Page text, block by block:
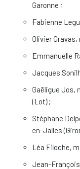
Garonne ;
Fabienne
Olivier
Emmanuelle
Jacques
Gaëligue Jos,
(Lot) ;
Stéphane
en-Jalles
Léa Filoche,
Jean-